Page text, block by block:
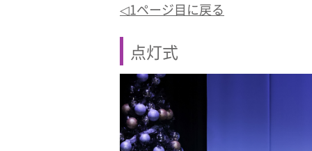
◁1ページ目に戻る
点灯式